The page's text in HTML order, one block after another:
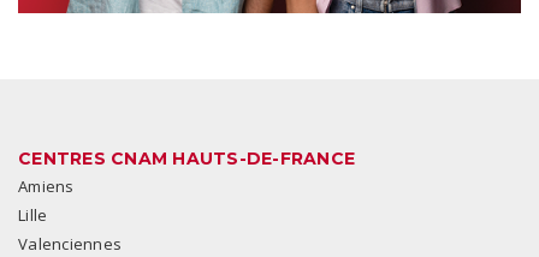
CENTRES CNAM HAUTS-DE-FRANCE
Amiens
Lille
Valenciennes